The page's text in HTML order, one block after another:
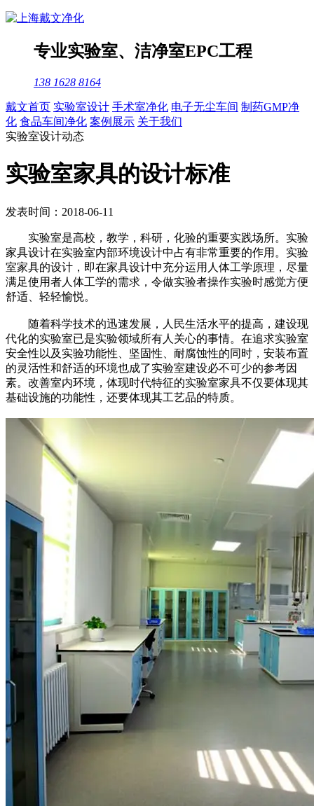
专业实验室、 洁净室EPC工程
138 1628 8164
戴文首页 实验室设计 手术室净化 电子无尘车间 制药GMP净
化 食品车间净化 案例展示 关于我们
实验室设计动态
实验室家具的设计标准
发表时间：2018-06-11
实验室是高校，教学，科研，化验的重要实践场所。实验
家具设计在实验室内部环境设计中占有非常重要的作用。实验
室家具的设计，即在家具设计中充分运用人体工学原理，尽量
满足使用者人体工学的需求，令做实验者操作实验时感觉方便
舒适、轻轻愉悦。
随着科学技术的迅速发展，人民生活水平的提高，建设现
代化的实验室已是实验领域所有人关心的事情。在追求实验室
安全性以及实验功能性、坚固性、耐腐蚀性的同时，安装布置
的灵活性和舒适的环境也成了实验室建设必不可少的参考因
素。改善室内环境，体现时代特征的实验室家具不仅要体现其
基础设施的功能性，还要体现其工艺品的特质。